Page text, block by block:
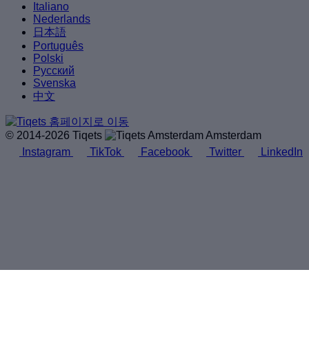
Italiano
Nederlands
日本語
Português
Polski
Русский
Svenska
中文
© 2014-2026 Tiqets
Amsterdam
Instagram
TikTok Facebook Twitter LinkedIn